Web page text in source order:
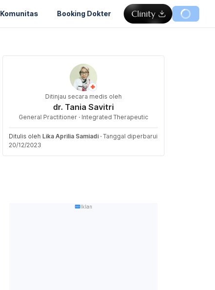
Komunitas Booking Dokter
Ditinjau secara medis oleh
dr. Tania Savitri
General Practitioner · Integrated Therapeutic
Ditulis oleh Lika Aprilia Samiadi · Tanggal diperbarui
20/12/2023
Iklan